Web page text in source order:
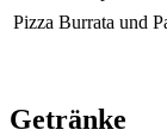
Pizza Burrata und
Getränke